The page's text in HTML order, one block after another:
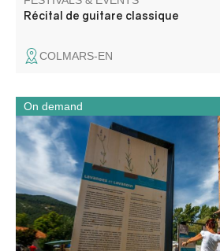
Récital de guitare classique
COLMARS-EN
Accompanied by a cultural mediator,
perfume plant distillery. The distillery
an internationally-established
On demand